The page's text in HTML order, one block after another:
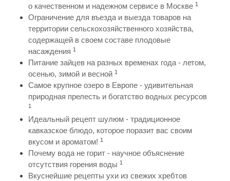
о качественном и надежном сервисе в Москве 1
Ограничение для въезда и выезда товаров на
территории сельскохозяйственного хозяйства,
содержащей в своем составе плодовые
насаждения 1
Питание зайцев на разных временах года - летом,
осенью, зимой и весной 1
Самое крупное озеро в Европе - удивительная
природная прелесть и богатство водных ресурсов
1
Идеальный рецепт шулюм - традиционное
кавказское блюдо, которое поразит вас своим
вкусом и ароматом! 1
Почему вода не горит - научное объяснение
отсутствия горения воды 1
Вкуснейшие рецепты ухи из свежих хребтов